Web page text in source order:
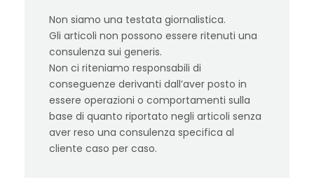
Non siamo una testata giornalistica.
Gli articoli non possono essere ritenuti una
consulenza sui generis.
Non ci riteniamo responsabili di
conseguenze derivanti dall’aver posto in
essere operazioni o comportamenti sulla
base di quanto riportato negli articoli senza
aver reso una consulenza specifica al
cliente caso per caso.